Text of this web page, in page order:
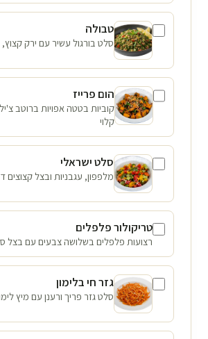
טבולה
סלט בורגול עשיר עם ירק קצוץ,
הום פרייז
קוביות בטטה אפויות ברוטב
קלוי
סלט ישראלי
מלפפון, עגבניות ובצל קצוצים
טריקולור פלפלים
רצועות פלפלים בשלושה צבעים עם בצל
גזר חי בלימון
סלט גזר פריך ורענן עם מיץ